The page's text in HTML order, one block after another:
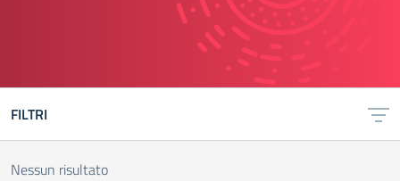
FILTRI
Nessun risultato